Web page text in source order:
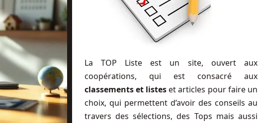
La TOP Liste est un site, ouvert aux
coopérations, qui est consacré aux
classements et listeset articles pour faire un
choix, qui permettent d’avoir des conseils au
travers des sélections, des Tops mais aussi